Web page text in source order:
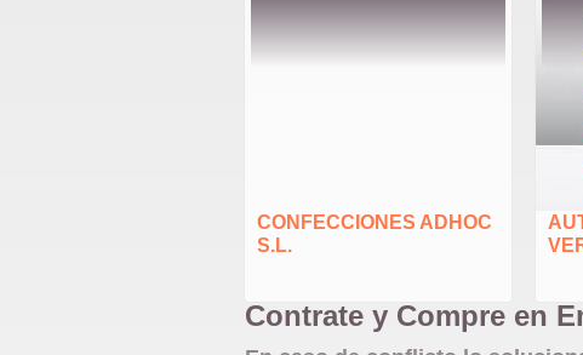
CONFECCIONES ADHOC
S.L.
Contrate y Compre en